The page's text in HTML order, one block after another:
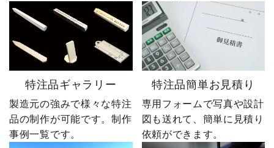
特注品ギャラリー
製造元の強みで様々な特注
品の制作が可能です。制作
事例一覧です。
特注品簡単お見積り
専用フォームで写真や設計
図も送れて、簡単に見積り
依頼ができます。